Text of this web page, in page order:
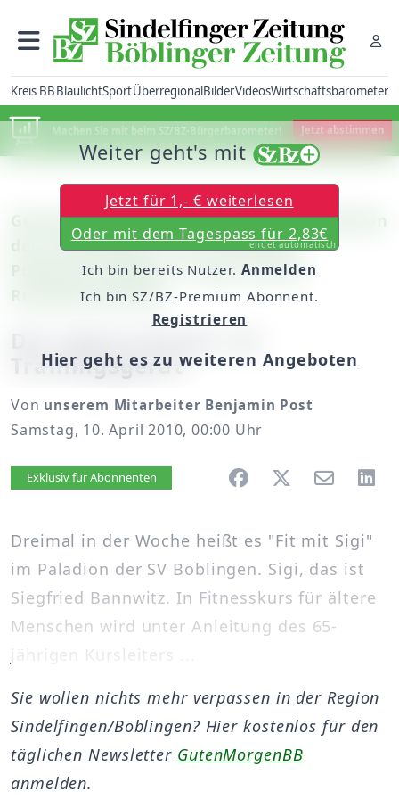
Kreis BBBlaulichtSportÜberregionalBilderVideosWirtschaftsbarometer
Machen Sie mit beim SZ/BZ-Bürgerbarometer! Jetzt abstimmen
Gesundheitssport: "Fit mit Sigi" im Paladion
der SV Böblingen ist ein absoluter
Publikums-Magnet / Fokus auf die
Rumpfmuskulatur
Trainingsgerät
Von unserem Mitarbeiter Benjamin Post
Samstag, 10. April 2010, 00:00 Uhr
Artikel vorlesen
Exklusiv für Abonnenten
Dreimal in der Woche heißt es "Fit mit Sigi"
im Paladion der SV Böblingen. Sigi, das ist
Siegfried Bannwitz. In Fitnesskurs für ältere
Menschen wird unter Anleitung des 65-
jährigen Kursleiters ...
Weiter geht's mit
Jetzt für 1,- € weiterlesen
Oder mit dem Tagespass für 2,83€
endet automatisch
Ich bin bereits Nutzer. Anmelden
Ich bin SZ/BZ-Premium Abonnent.
Registrieren
Hier geht es zu weiteren Angeboten
Sie wollen nichts mehr verpassen in der Region
Sindelfingen/Böblingen? Hier kostenlos für den
täglichen Newsletter GutenMorgenBB
anmelden.